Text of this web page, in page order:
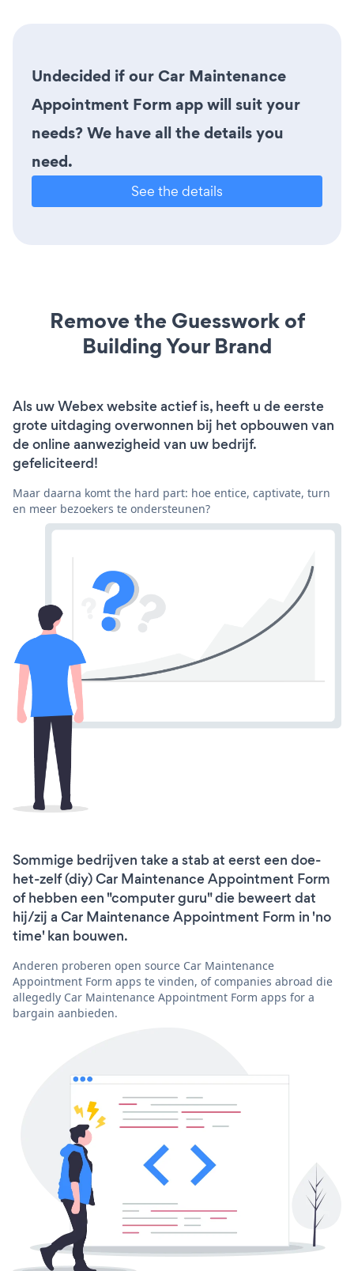
Undecided if our Car Maintenance
Appointment Form app will suit your
needs? We have all the details you
need.
See the details
Remove the Guesswork of
Building Your Brand
Als uw Webex website actief is, heeft u de eerste
grote uitdaging overwonnen bij het opbouwen van
de online aanwezigheid van uw bedrijf.
gefeliciteerd!
Maar daarna komt the hard part: hoe entice, captivate, turn
en meer bezoekers te ondersteunen?
Sommige bedrijven take a stab at eerst een doe-
het-zelf (diy) Car Maintenance Appointment Form
of hebben een "computer guru" die beweert dat
hij/zij a Car Maintenance Appointment Form in 'no
time' kan bouwen.
Anderen proberen open source Car Maintenance
Appointment Form apps te vinden, of companies abroad die
allegedly Car Maintenance Appointment Form apps for a
bargain aanbieden.